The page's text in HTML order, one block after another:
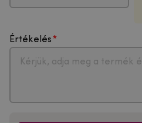
Értékelés